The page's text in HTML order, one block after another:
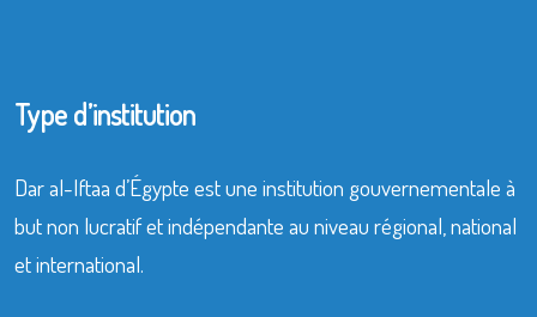
Type d’institution
Dar al-Iftaa d’Égypte est une institution gouvernementale à
but non lucratif et indépendante au niveau régional, national
et international.